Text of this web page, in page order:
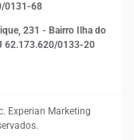
0131-68
231 - Bairro Ilha do
62.173.620/0133-20
Experian Marketing